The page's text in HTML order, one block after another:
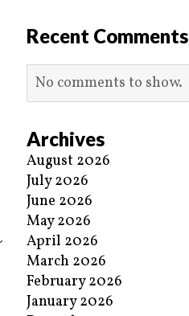
Recent Comments
No comments to show.
Archives
August 2026
July 2026
June 2026
May 2026
April 2026
March 2026
February 2026
January 2026